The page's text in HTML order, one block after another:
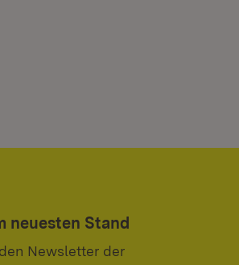
neuesten Stand
Newsletter der